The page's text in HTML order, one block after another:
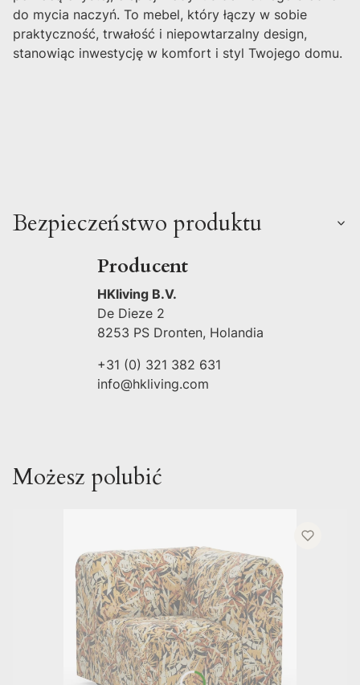
do mycia naczyń. To mebel, który łączy w sobie
praktyczność, trwałość i niepowtarzalny design,
stanowiąc inwestycję w komfort i styl Twojego domu.
Bezpieczeństwo produktu
Producent
HKliving B.V.
De Dieze 2
8253 PS Dronten, Holandia
+31 (0) 321 382 631
info@hkliving.com
Możesz polubić